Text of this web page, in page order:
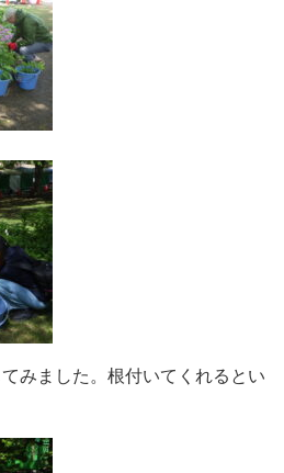
みました。根付いてくれるとい